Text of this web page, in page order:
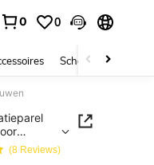
0 0
Schoonheid &
(8 Reviews)